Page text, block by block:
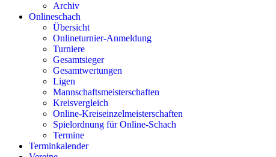
Archiv
Onlineschach
Übersicht
Onlineturnier-Anmeldung
Turniere
Gesamtsieger
Gesamtwertungen
Ligen
Mannschaftsmeisterschaften
Kreisvergleich
Online-Kreiseinzelmeisterschaften
Spielordnung für Online-Schach
Termine
Terminkalender